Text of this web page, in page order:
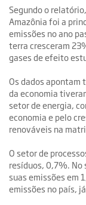
Segundo o
Amazônia foi a
emissões no ano
terra cresceram
gases de efeito
Os dados apontam
da economia
setor de energia,
economia e pelo
renováveis na
O setor de
resíduos, 0,7%.
suas emissões em
emissões no país,